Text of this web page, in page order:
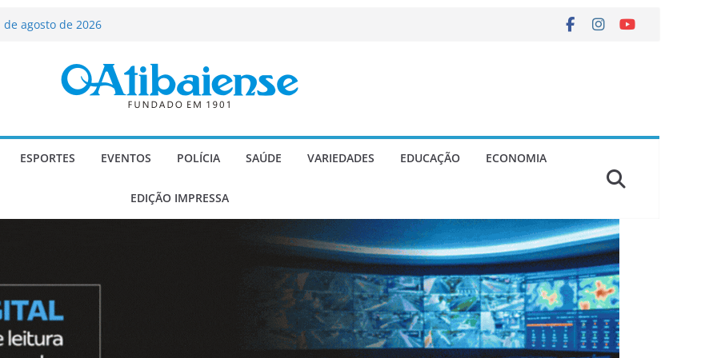
de Paulo
– Festa de Bom Jesus dos Perdões
de mosaico do Brasil
ESPORTES EVENTOS POLÍCIA SAÚDE VARIEDADES EDUCAÇÃO ECONOMIA
EDIÇÃO IMPRESSA